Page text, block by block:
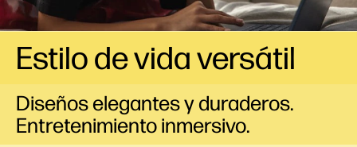
Estilo de vida versátil
Diseños elegantes y duraderos.
Entretenimiento inmersivo.